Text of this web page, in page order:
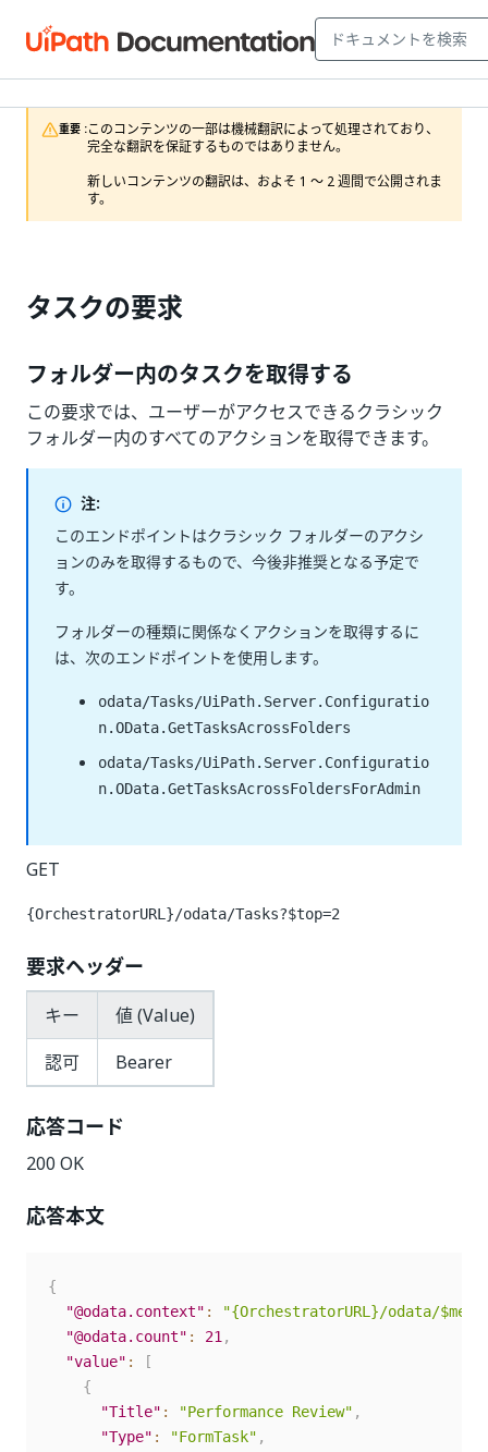
重要 :このコンテンツの一部は機械翻訳によって処理されており、
完全な翻訳を保証するものではありません。
新しいコンテンツの翻訳は、およそ 1 ～ 2 週間で公開されま
す。
タスクの要求
フォルダー内のタスクを取得する
この要求では、ユーザーがアクセスできるクラシック
フォルダー内のすべてのアクションを取得できます。
注:
このエンドポイントはクラシック フォルダーのアクシ
ョンのみを取得するもので、今後非推奨となる予定で
す。
フォルダーの種類に関係なくアクションを取得するに
は、次のエンドポイントを使用します。
odata/Tasks/UiPath.Server.Configuratio
n.OData.GetTasksAcrossFolders
odata/Tasks/UiPath.Server.Configuratio
n.OData.GetTasksAcrossFoldersForAdmin
GET
{OrchestratorURL}/odata/Tasks?$top=2
要求ヘッダー
キー
値 (Value)
認可
Bearer
応答コード
200 OK
応答本文
{
"@odata.context" :
"{OrchestratorURL}/odata/
"@odata.count" : 21 ,
"value" :
[
{
"Title" : "Performance Review" ,
"Type" : "FormTask" ,